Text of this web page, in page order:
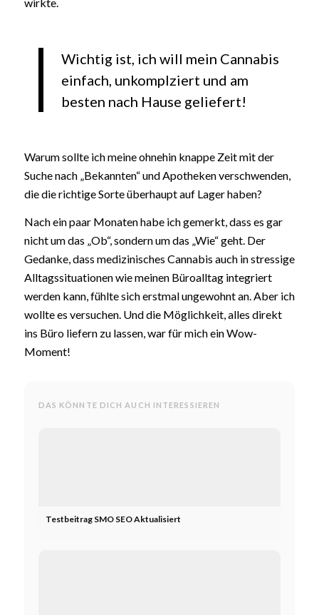
Wichtig ist, ich will mein Cannabis
einfach, unkomplziert und am
besten nach Hause geliefert!
Warum sollte ich meine ohnehin knappe Zeit mit der
Suche nach „Bekannten“ und Apotheken verschwenden,
die die richtige Sorte überhaupt auf Lager haben?
Nach ein paar Monaten habe ich gemerkt, dass es gar
nicht um das „Ob“, sondern um das „Wie“ geht. Der
Gedanke, dass medizinisches Cannabis auch in stressige
Alltagssituationen wie meinen Büroalltag integriert
werden kann, fühlte sich erstmal ungewohnt an. Aber ich
wollte es versuchen. Und die Möglichkeit, alles direkt
ins Büro liefern zu lassen, war für mich ein Wow-
Moment!
DAS KÖNNTE DICH AUCH INTERESSIEREN
Testbeitrag SMO SEO Aktualisiert